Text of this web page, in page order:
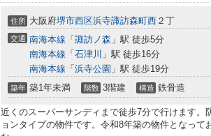
住所 大阪府堺市西区浜寺諏訪森町西 ２丁
交通 南海本線 「 諏訪ノ森 」駅 徒歩5分
南海本線 「 石津川 」駅 徒歩16分
南海本線 「 浜寺公園 」駅 徒歩19分
築年 築1年未満 階数 3階建 構造 鉄骨造
近くのスーパーサンディまで徒歩7分で行けます。
ョンタイプの物件です。令和8年築の物件となって